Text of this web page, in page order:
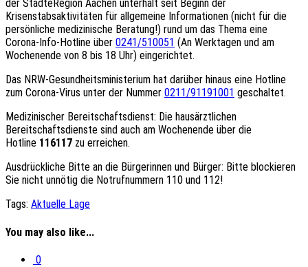
der StädteRegion Aachen unterhält seit Beginn der
Krisenstabsaktivitäten für allgemeine Informationen (nicht für die
persönliche medizinische Beratung!) rund um das Thema eine
Corona-Info-Hotline über 0241/510051 (An Werktagen und am
Wochenende von 8 bis 18 Uhr) eingerichtet.
Das NRW-Gesundheitsministerium hat darüber hinaus eine Hotline
zum Corona-Virus unter der Nummer 0211/91191001 geschaltet.
Medizinischer Bereitschaftsdienst: Die hausärztlichen
Bereitschaftsdienste sind auch am Wochenende über die
Hotline 116117 zu erreichen.
Ausdrückliche Bitte an die Bürgerinnen und Bürger: Bitte blockieren
Sie nicht unnötig die Notrufnummern 110 und 112!
Tags: Aktuelle Lage
You may also like...
0